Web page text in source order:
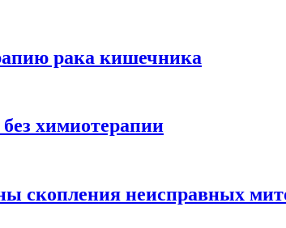
рака кишечника
химиотерапии
скопления неисправных